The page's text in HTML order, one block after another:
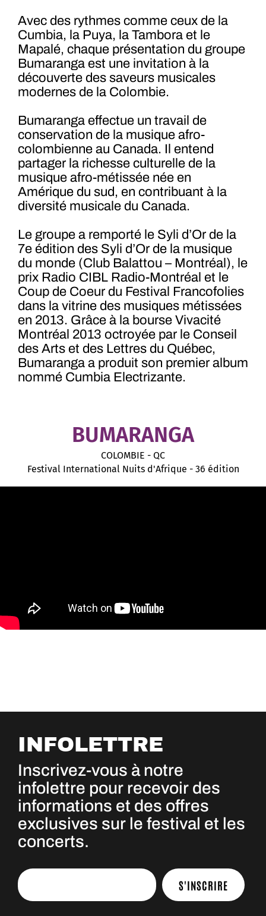
Avec des rythmes comme ceux de la
Cumbia, la Puya, la Tambora et le
Mapalé, chaque présentation du groupe
Bumaranga est une invitation à la
découverte des saveurs musicales
modernes de la Colombie.
Bumaranga effectue un travail de
conservation de la musique afro-
colombienne au Canada. Il entend
partager la richesse culturelle de la
musique afro-métissée née en
Amérique du sud, en contribuant à la
diversité musicale du Canada.
Le groupe a remporté le Syli d’Or de la
7e édition des Syli d’Or de la musique
du monde (Club Balattou – Montréal), le
prix Radio CIBL Radio-Montréal et le
Coup de Coeur du Festival Francofolies
dans la vitrine des musiques métissées
en 2013. Grâce à la bourse Vivacité
Montréal 2013 octroyée par le Conseil
des Arts et des Lettres du Québec,
Bumaranga a produit son premier album
nommé Cumbia Electrizante.
BUMARANGA
COLOMBIE - QC
Festival International Nuits d'Afrique - 36 édition
INFOLETTRE
Inscrivez-vous à notre
infolettre pour recevoir des
informations et des offres
exclusives sur le festival et les
concerts.
S'INSCRIRE